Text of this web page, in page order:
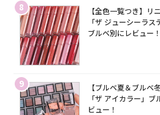
8
【全色一覧つき】リ
「ザ ジューシーラ
ブルベ別にレビュー！
9
【ブルベ夏＆ブルベ
「ザ アイカラー」
ビュー！